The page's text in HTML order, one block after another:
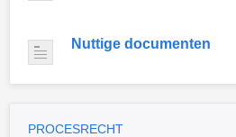
Nuttige documenten
PROCESRECHT